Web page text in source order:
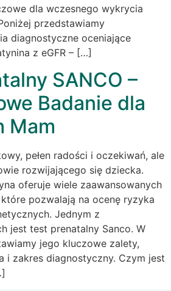
dla wczesnego wykrycia
przedstawiamy
diagnostyczne oceniające
z eGFR – […]
SANCO –
Badanie dla
Mam
pełen radości i oczekiwań, ale
rozwijającego się dziecka.
oferuje wiele zaawansowanych
pozwalają na ocenę ryzyka
Jednym z
jest test prenatalny Sanco. W
jego kluczowe zalety,
i zakres diagnostyczny. Czym jest